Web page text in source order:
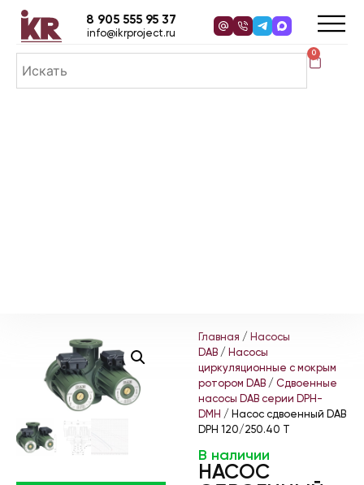
0
8 905 555 95 37
info@ikrproject.ru
Главная / Насосы
DAB / Насосы
циркуляционные с мокрым
ротором DAB / Сдвоенные
насосы DAB серии DPH-
DMH / Насос сдвоенный DAB
DPH 120/250.40 T
В наличии
НАСОС